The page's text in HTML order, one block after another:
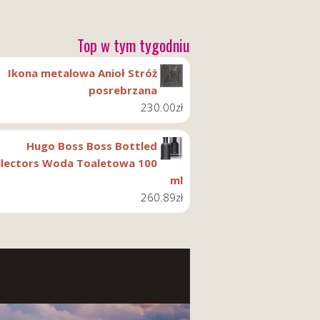
Top w tym tygodniu
Ikona metalowa Anioł Stróż
posrebrzana
230.00zł
Hugo Boss Boss Bottled
Woda Toaletowa 100
ml
260.89zł